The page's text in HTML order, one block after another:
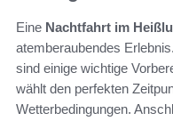
Eine Nachtfahrt im
atemberaubendes
sind einige wichtige
wählt den perfekten
Wetterbedingungen.